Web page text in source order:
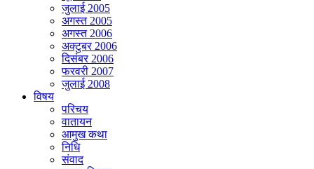
जुलाई 2005
अगस्त 2005
अगस्त 2006
अक्टुबर 2006
दिसंबर 2006
फरवरी 2007
जुलाई 2008
विषय
परिचय
वातायन
आमुख कथा
निधि
संवाद